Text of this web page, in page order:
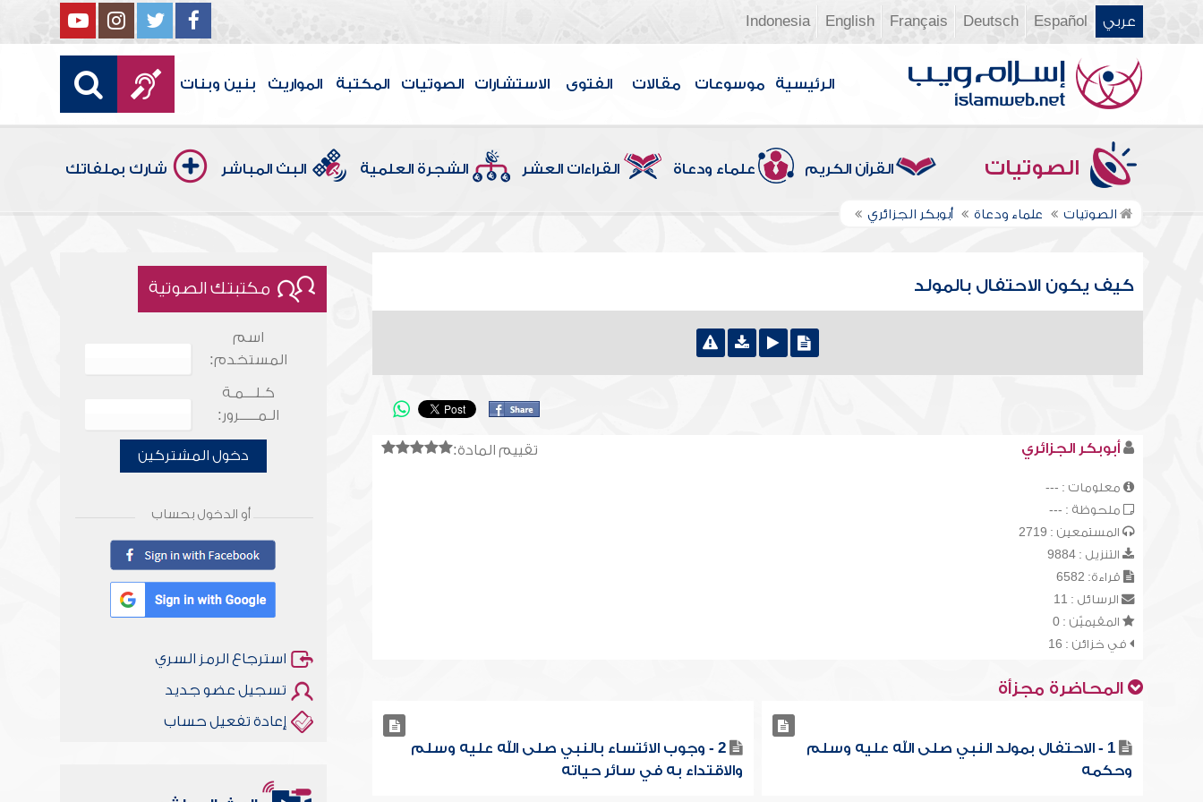
عربي Español
Deutsch
Français
English
Indonesia
الرئيسية موسوعات مقالات الفتوى الاستشارات الصوتيات المكتبة المواريث بنين وبنات
الصوتيات القرآن الكريم علماء ودعاة القراءات العشر الشجرة العلمية البث المباشر شارك بملفاتك
الصوتيات علماء ودعاة أبوبكر الجزائري
كيف يكون الاحتفال بالمولد
تقييم المادة: أبوبكر الجزائري
معلومات : ---
ملحوظة : ---
المستمعين : 2719
التنزيل : 9884
قراءة: 6582
الرسائل : 11
المقيميّن : 0
في خزائن : 16
المحاضرة مجزأة
1 - الاحتفال بمولد النبي صلى الله عليه وسلم
وحكمه
2 - وجوب الائتساء بالنبي صلى الله عليه وسلم
والاقتداء به في سائر حياته
مكتبتك الصوتية
اسم
المستخدم:
كـلـــمـة
الـمـــــرور:
دخول المشتركين
أو الدخول بحساب
استرجاع الرمز السري
تسجيل عضو جديد
إعادة تفعيل حساب